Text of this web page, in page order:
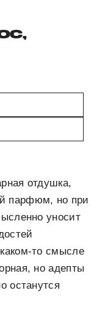
отдушка,
парфюм, но при
уносит
то смысле
но адепты
останутся